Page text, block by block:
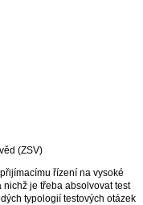
(ZSV)
řízení na vysoké
nichž je třeba absolvovat test
typologií testových otázek